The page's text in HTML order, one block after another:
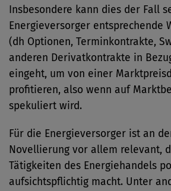
Insbesondere kann dies der Fall
Energieversorger entsprechende
(dh Optionen, Terminkontrakte,
anderen Derivatkontrakte in
eingeht, um von einer
profitieren, also wenn auf
spekuliert wird.
Für die Energieversorger ist an
Novellierung vor allem relevant,
Tätigkeiten des Energiehandels
aufsichtspflichtig macht. Unter